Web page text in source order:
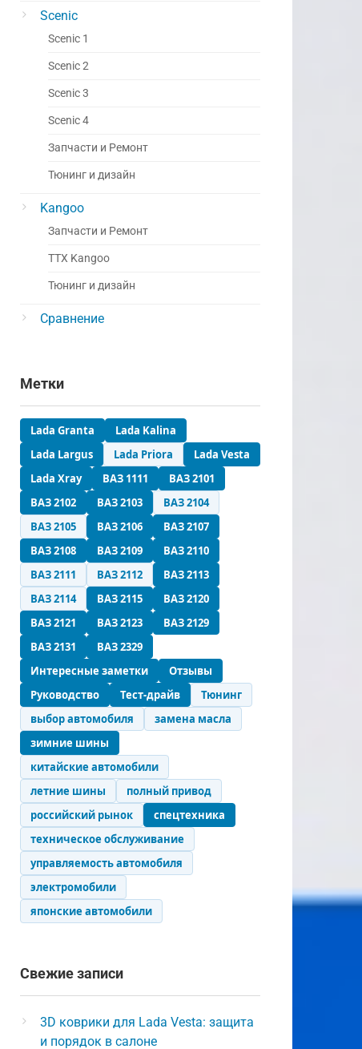
Scenic
Scenic 1
Scenic 2
Scenic 3
Scenic 4
Запчасти и Ремонт
Тюнинг и дизайн
Kangoo
Запчасти и Ремонт
ТТХ Kangoo
Тюнинг и дизайн
Сравнение
Метки
Lada Granta
Lada Kalina
Lada Largus
Lada Priora
Lada Vesta
Lada Xray
ВАЗ 1111
ВАЗ 2101
ВАЗ 2102
ВАЗ 2103
ВАЗ 2104
ВАЗ 2105
ВАЗ 2106
ВАЗ 2107
ВАЗ 2108
ВАЗ 2109
ВАЗ 2110
ВАЗ 2111
ВАЗ 2112
ВАЗ 2113
ВАЗ 2114
ВАЗ 2115
ВАЗ 2120
ВАЗ 2121
ВАЗ 2123
ВАЗ 2129
ВАЗ 2131
ВАЗ 2329
Интересные заметки
Отзывы
Руководство
Тест-драйв
Тюнинг
выбор автомобиля
замена масла
зимние шины
китайские автомобили
летние шины
полный привод
российский рынок
спецтехника
техническое обслуживание
управляемость автомобиля
электромобили
японские автомобили
Свежие записи
3D коврики для Lada Vesta: защита
и порядок в салоне